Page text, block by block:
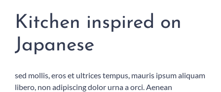
Kitchen inspired on
Japanese
sed mollis, eros et ultrices tempus, mauris ipsum aliquam
libero, non adipiscing dolor urna a orci. Aenean